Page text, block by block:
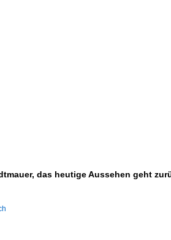
das heutige Aussehen geht